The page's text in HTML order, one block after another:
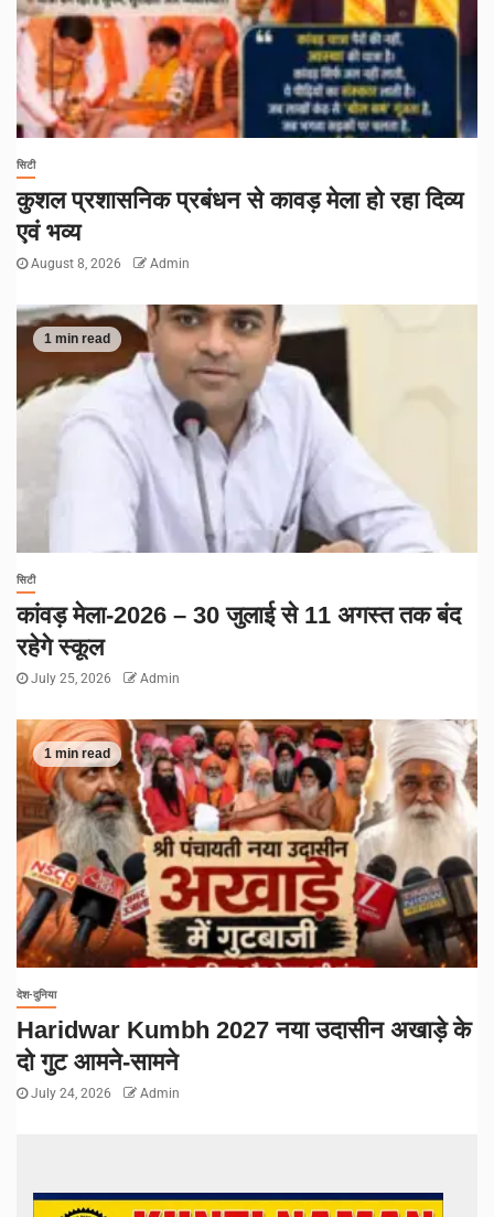
सिटी
कुशल प्रशासनिक प्रबंधन से कावड़ मेला हो रहा दिव्य
एवं भव्य
August 8, 2026 Admin
1 min read
सिटी
कांवड़ मेला-2026 – 30 जुलाई से 11 अगस्त तक बंद
रहेगे स्कूल
July 25, 2026 Admin
1 min read
देश-दुनिया
Haridwar Kumbh 2027 नया उदासीन अखाड़े के
दो गुट आमने-सामने
July 24, 2026 Admin